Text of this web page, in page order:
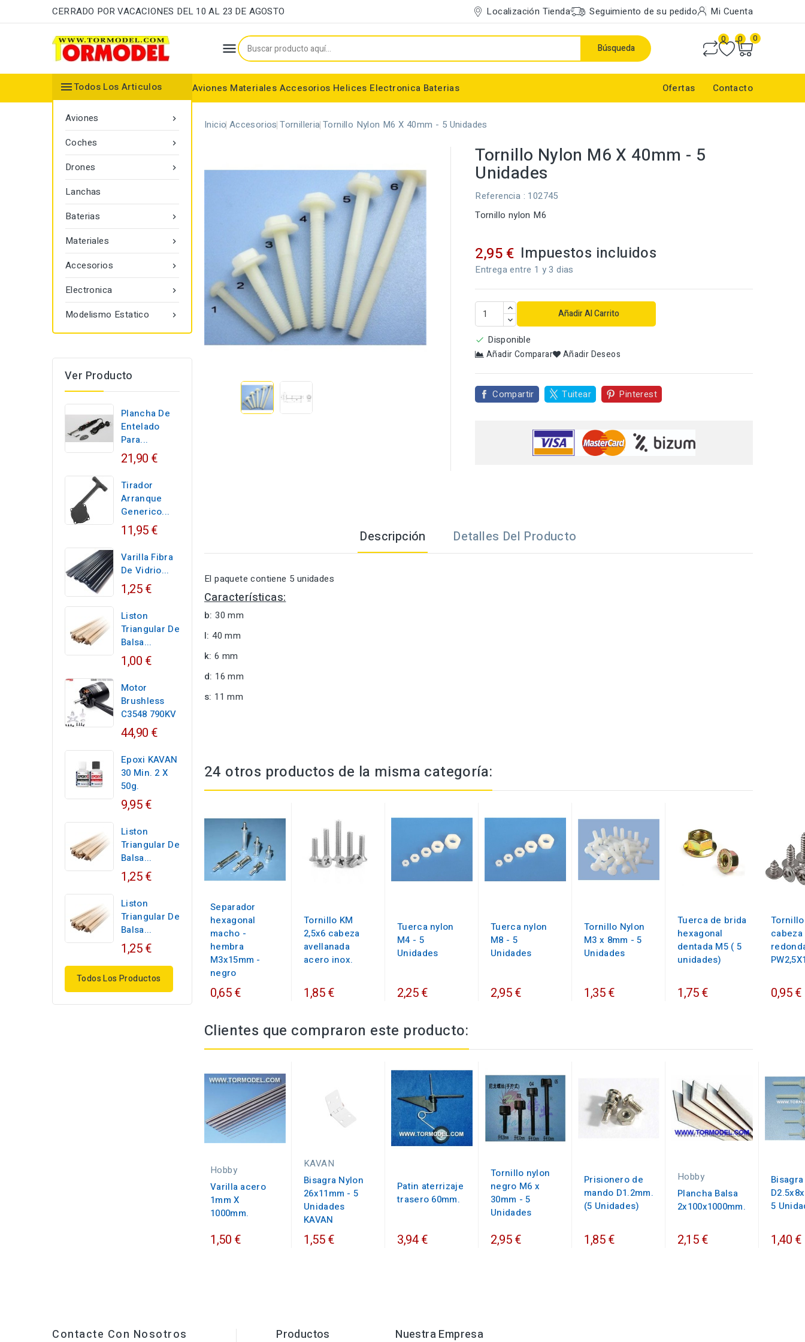
CERRADO POR VACACIONES DEL 10 AL 23 DE AGOSTO Localización Tienda Seguimiento de su pedido Mi Cuenta
 Búsqueda
0 0 0
Aviones Materiales Accesorios Helices Electronica Baterias Ofertas Contacto
Todos Los Articulos

Aviones

Coches

Drones
Lanchas

Baterias

Materiales

Accesorios

Electronica

Modelismo Estatico
Ver Producto
Plancha De
Entelado
Para...
21,90 €
Tirador
Arranque
Generico...
11,95 €
Varilla Fibra
De Vidrio...
1,25 €
Liston
Triangular De
Balsa...
1,00 €
Motor
Brushless
C3548 790KV
44,90 €
Epoxi KAVAN
30 Min. 2 X
50g.
9,95 €
Liston
Triangular De
Balsa...
1,25 €
Liston
Triangular De
Balsa...
1,25 €
Todos Los Productos
Inicio Accesorios Tornilleria Tornillo Nylon M6 X 40mm - 5 Unidades
Tornillo Nylon M6 X 40mm - 5
Unidades
Referencia : 102745
Tornillo nylon M6
2,95 € Impuestos incluidos
Entrega entre 1 y 3 dias
Añadir Al Carrito
 Disponible
Añadir Comparar Añadir Deseos
Compartir Tuitear Pinterest
Descripción Detalles Del Producto
El paquete contiene 5 unidades
Características:
b: 30 mm
l: 40 mm
k: 6 mm
d: 16 mm
s: 11 mm
24 otros productos de la misma categoría:
Separador
hexagonal
macho -
hembra
M3x15mm -
negro
0,65 €
Tornillo KM
2,5x6 cabeza
avellanada
acero inox.
1,85 €
Tuerca nylon
M4 - 5
Unidades
2,25 €
Tuerca nylon
M8 - 5
Unidades
2,95 €
Tornillo Nylon
M3 x 8mm - 5
Unidades
1,35 €
Tuerca de brida
hexagonal
dentada M5 ( 5
unidades)
1,75 €
cabeza
0,95 €
Clientes que compraron este producto:
Hobby
Varilla acero
1mm X
1000mm.
1,50 €
KAVAN
Bisagra Nylon
26x11mm - 5
Unidades
KAVAN
1,55 €
Patin aterrizaje
trasero 60mm.
3,94 €
Tornillo nylon
negro M6 x
30mm - 5
Unidades
2,95 €
Prisionero de
mando D1.2mm.
(5 Unidades)
1,85 €
Hobby
Plancha Balsa
2x100x1000mm.
2,15 €
5
1,40 €
Contacte Con Nosotros Productos Nuestra Empresa